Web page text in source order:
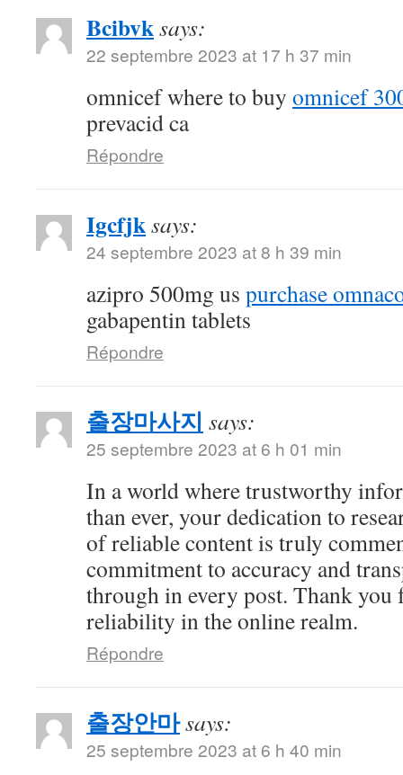
Bcibvksays:
22 septembre 2023 at 17 h 37 min
omnicef where to buy omnicef
prevacid ca
Répondre
Igcfjksays:
24 septembre 2023 at 8 h 39 min
azipro 500mg us purchase
gabapentin tablets
Répondre
출장마사지 says:
25 septembre 2023 at 6 h 01 min
In a world where trustworthy
than ever, your dedication to
of reliable content is truly
commitment to accuracy and
through in every post. Thank you
reliability in the online realm.
Répondre
출장안마says:
25 septembre 2023 at 6 h 40 min